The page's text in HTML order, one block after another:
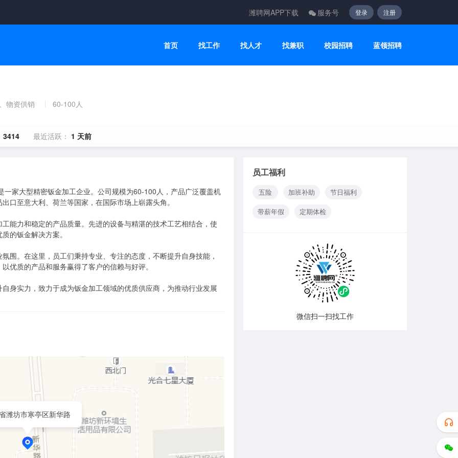
潍聘网APP下载 服务号 登录 注册
首页 找工作 找人才 找兼职 校园招聘 蓝领招聘
物资供销 60-100人
3414 最近活跃： 1 天前
家大型精密钣金加工企业。公司规模为60-100人，产品广泛覆盖机
口至意大利、荷兰等国家，在国际市场上崭露头角。
能力和稳定的产品质量。先进的设备与精湛的技术工艺相结合，使
的钣金解决方案。
围。在这里，员工们秉持专业、专注的态度，不断提升自身技能，
优质的产品和服务赢得了客户的信赖与好评。
身实力，致力于成为钣金加工领域的优质供应商，为推动行业发展
潍坊市寒亭区新华路
员工福利
五险 加班补助
节日福利
带薪年假
定期体检
微信扫一扫找工作